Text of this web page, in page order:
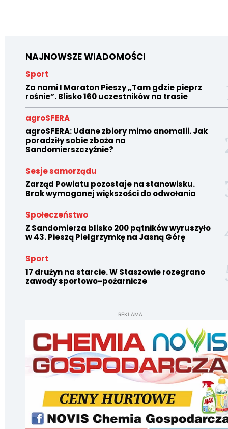
NAJNOWSZE WIADOMOŚCI
Sport
Za nami I Maraton Pieszy „Tam gdzie pieprz
rośnie”. Blisko 160 uczestników na trasie
agroSFERA
agroSFERA: Udane zbiory mimo anomalii. Jak
poradziły sobie zboża na
Sandomierszczyźnie?
Sesje samorządu
Zarząd Powiatu pozostaje na stanowisku.
Brak wymaganej większości do odwołania
Społeczeństwo
Z Sandomierza blisko 200 pątników wyruszyło
w 43. Pieszą Pielgrzymkę na Jasną Górę
Sport
17 drużyn na starcie. W Staszowie rozegrano
zawody sportowo-pożarnicze
REKLAMA